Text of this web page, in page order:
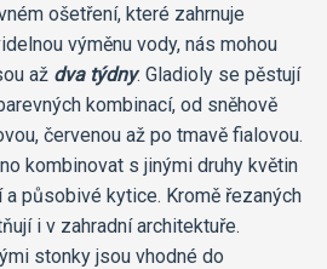
ošetření, které zahrnuje
výměnu vody, nás mohou
až dva týdny. Gladioly se pěstují
kombinací, od sněhově
červenou až po tmavě fialovou.
kombinovat s jinými druhy květin
působivé kytice. Kromě řezaných
i v zahradní architektuře.
stonky jsou vhodné do